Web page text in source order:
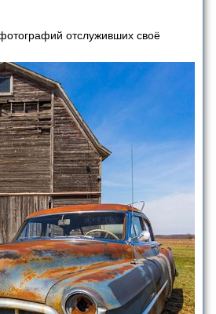
отслуживших своё